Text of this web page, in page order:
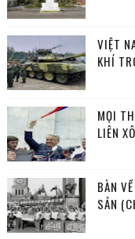
VIỆT
KHÍ
MỌI
LIÊN
BÀN
SẢN